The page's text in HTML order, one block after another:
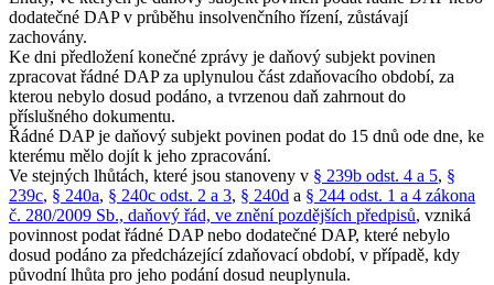
dodatečné DAP v průběhu insolvenčního řízení, zůstávají
zachovány.
Ke dni předložení konečné zprávy je daňový subjekt povinen
zpracovat řádné DAP za uplynulou část zdaňovacího období, za
kterou nebylo dosud podáno, a tvrzenou daň zahrnout do
příslušného dokumentu.
Řádné DAP je daňový subjekt povinen podat do 15 dnů ode dne, ke
kterému mělo dojít k jeho zpracování.
Ve stejných lhůtách, které jsou stanoveny v § 239b odst. 4 a 5, §
239c, § 240a, § 240c odst. 2 a 3, § 240d a § 244 odst. 1 a 4 zákona
č. 280/2009 Sb., daňový řád, ve znění pozdějších předpisů, vzniká
povinnost podat řádné DAP nebo dodatečné DAP, které nebylo
dosud podáno za předcházející zdaňovací období, v případě, kdy
původní lhůta pro jeho podání dosud neuplynula.